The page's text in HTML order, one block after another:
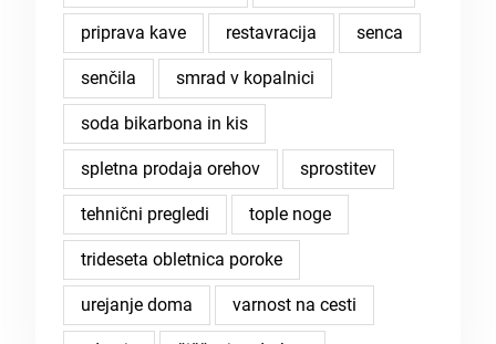
priprava kave restavracija senca
senčila smrad v kopalnici
soda bikarbona in kis
spletna prodaja orehov sprostitev
tehnični pregledi tople noge
trideseta obletnica poroke
urejanje doma varnost na cesti